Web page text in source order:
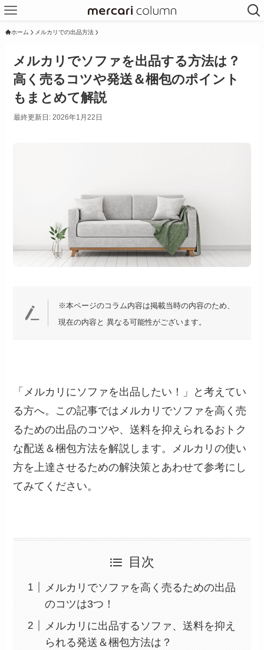
ホーム メルカリでの出品方法
メルカリでソファを出品する方法は？
高く売るコツや発送＆梱包のポイント
もまとめて解説
最終更新日: 2026年1月22日
※本ページのコラム内容は掲載当時の内容のため、
現在の内容と 異なる可能性がございます。
「メルカリにソファを出品したい！」と考えてい
る方へ。この記事ではメルカリでソファを高く売
るための出品のコツや、送料を抑えられるおトク
な配送＆梱包方法を解説します。メルカリの使い
方を上達させるための解決策とあわせて参考にし
てみてください。
目次
メルカリでソファを高く売るための出品
のコツは3つ！
メルカリに出品するソファ、送料を抑え
られる発送＆梱包方法は？